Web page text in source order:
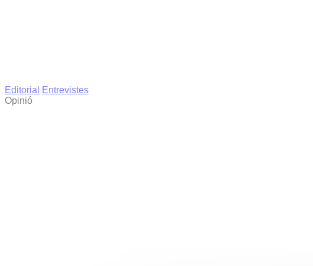
Editorial
Entrevistes
Opinió